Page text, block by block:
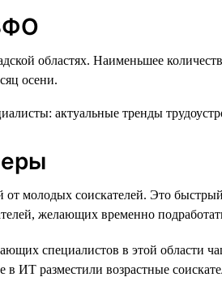
областях. Наименьшее
осени.
молодых соискателей. Это
желающих временно
специалистов в этой области
разместили возрастные